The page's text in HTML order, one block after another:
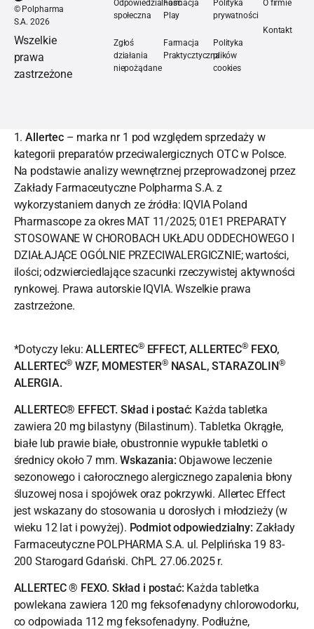
© Polpharma
S.A.2026
Wszelkie
prawa
zastrzeżone
Odpowiedzialność
społeczna
Zgłoś
działania
niepożądane
Farmacja
Play
Farmacja
Praktycztyczna
Polityka
prywatności
Polityka
plików
cookies
O firmie
Kontakt
1.Allertec– marka nr 1 pod względem sprzedaży w
kategorii preparatów przeciwalergicznych OTC w Polsce.
Na podstawie analizy wewnętrznej przeprowadzonej przez
Zakłady Farmaceutyczne Polpharma S.A. z
wykorzystaniem danych ze źródła: IQVIA Poland
Pharmascope za okres MAT 11/2025; 01E1 PREPARATY
STOSOWANE W CHOROBACH UKŁADU ODDECHOWEGO I
DZIAŁAJĄCE OGÓLNIE PRZECIWALERGICZNIE; wartości,
ilości; odzwierciedlające szacunki rzeczywistej aktywności
rynkowej. Prawa autorskie IQVIA. Wszelkie prawa
zastrzeżone.
*Dotyczy leku:ALLERTEC®EFFECT, ALLERTEC®FEXO,
ALLERTEC® WZF, MOMESTER®NASAL, STARAZOLIN®
ALERGIA.
ALLERTEC® EFFECT. Skład i postać: Każda tabletka
zawiera 20 mg bilastyny (Bilastinum). Tabletka Okrągłe,
białe lub prawie białe, obustronnie wypukłe tabletki o
średnicy około 7 mm.Wskazania: Objawowe leczenie
sezonowego i całorocznego alergicznego zapalenia błony
śluzowej nosa i spojówek oraz pokrzywki. Allertec Effect
jest wskazany do stosowania u dorosłych i młodzieży (w
wieku 12 lat i powyżej). Podmiot odpowiedzialny: Zakłady
Farmaceutyczne POLPHARMA S.A. ul. Pelplińska 19 83-
200 Starogard Gdański. ChPL 27.06.2025 r.
ALLERTEC ® FEXO. Skład i postać: Każda tabletka
powlekana zawiera 120 mg feksofenadyny chlorowodorku,
co odpowiada 112 mg feksofenadyny. Podłużne,